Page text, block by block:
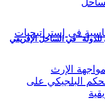
للدولة” في الساحل الإفريقي